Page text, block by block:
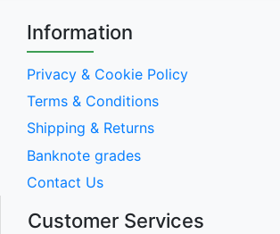
Information
Privacy & Cookie Policy
Terms & Conditions
Shipping & Returns
Banknote grades
Contact Us
Customer Services